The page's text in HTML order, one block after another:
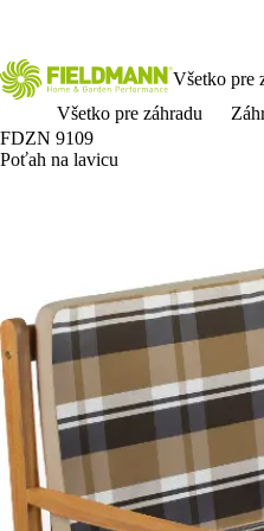
Všetko pre
Všetko pre záhradu
FDZN 9109
Poťah na lavicu